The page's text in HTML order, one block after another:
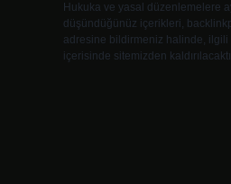
Hukuka ve yasal düzenlemelere
düşündüğünüz içerikleri,
adresine bildirmeniz halinde, ilgili
içerisinde sitemizden